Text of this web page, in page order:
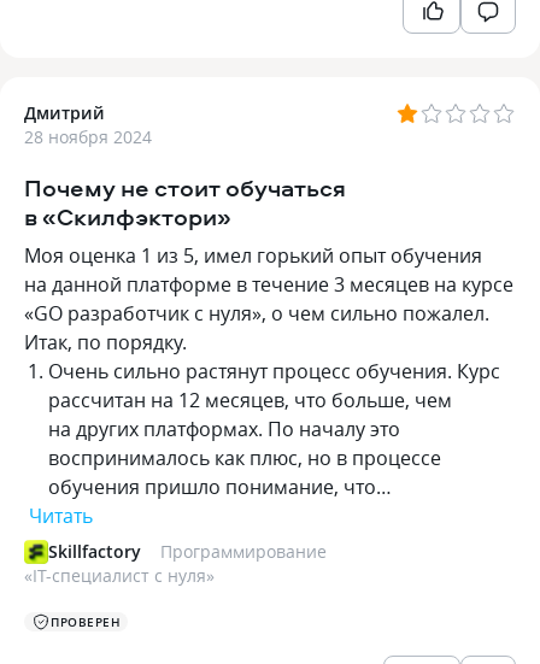
Дмитрий
28 ноября 2024
Почему не стоит обучаться
в «Скилфэктори»
Моя оценка 1 из 5, имел горький опыт обучения
на данной платформе в течение 3 месяцев на курсе
«GO разработчик с нуля», о чем сильно пожалел.
Итак, по порядку.
Очень сильно растянут процесс обучения. Курс
рассчитан на 12 месяцев, что больше, чем
на других платформах. По началу это
воспринималось как плюс, но в процессе
обучения пришло понимание, что…
Читать
Skillfactory
Программирование
«IT-специалист с нуля»
ПРОВЕРЕН